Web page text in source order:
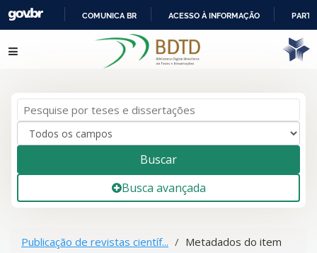
IR
PARA
COMUNICA BR ACESSO À INFORMAÇÃO
Pular para o conteúdo
Buscar
Busca avançada
Publicação de revistas científ... Metadados do item